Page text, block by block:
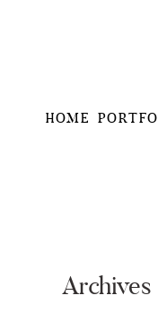
HOME
Archives